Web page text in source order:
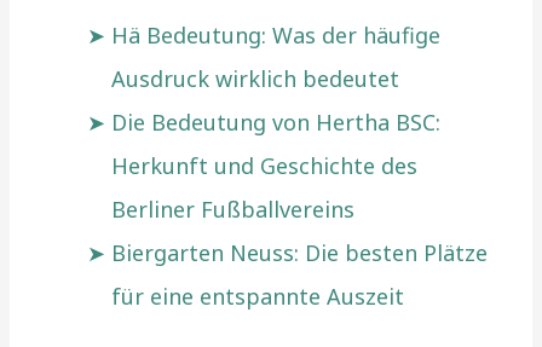
Hä Bedeutung: Was der häufige
Ausdruck wirklich bedeutet
Die Bedeutung von Hertha BSC:
Herkunft und Geschichte des
Berliner Fußballvereins
Biergarten Neuss: Die besten Plätze
für eine entspannte Auszeit